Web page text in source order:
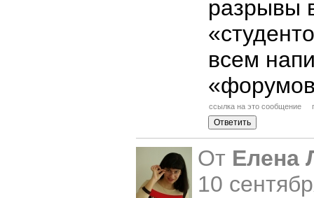
разрывы
всем
ссылка на это сообщение
От Елена
10